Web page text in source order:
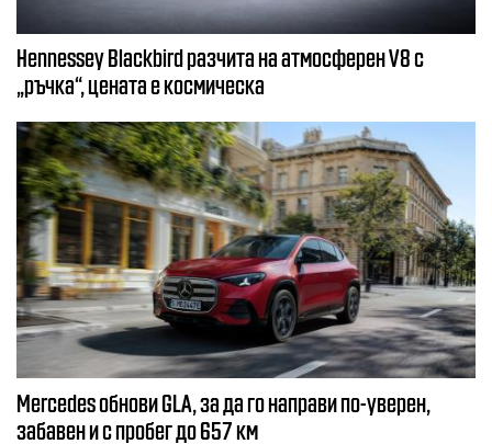
Hennessey Blackbird разчита на атмосферен V8 с
„ръчка“, цената е космическа
Mercedes обнови GLA, за да го направи по-уверен,
забавен и с пробег до 657 км